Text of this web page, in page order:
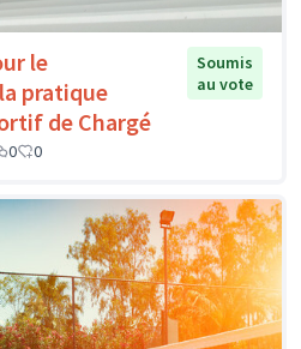
le
pratique
de Chargé
Soumis
au vote
0 0